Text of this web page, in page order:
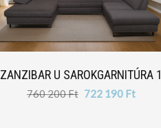
ZANZIBAR U SAROKGARNITÚRA 1
760 200 Ft 722 190 Ft